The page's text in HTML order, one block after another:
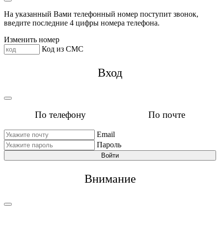
На указанный Вами телефонный номер поступит звонок,
введите последние 4 цифры номера телефона.
Изменить номер
Код из СМС
Вход
По телефону По почте
Email
Пароль
Войти
Внимание